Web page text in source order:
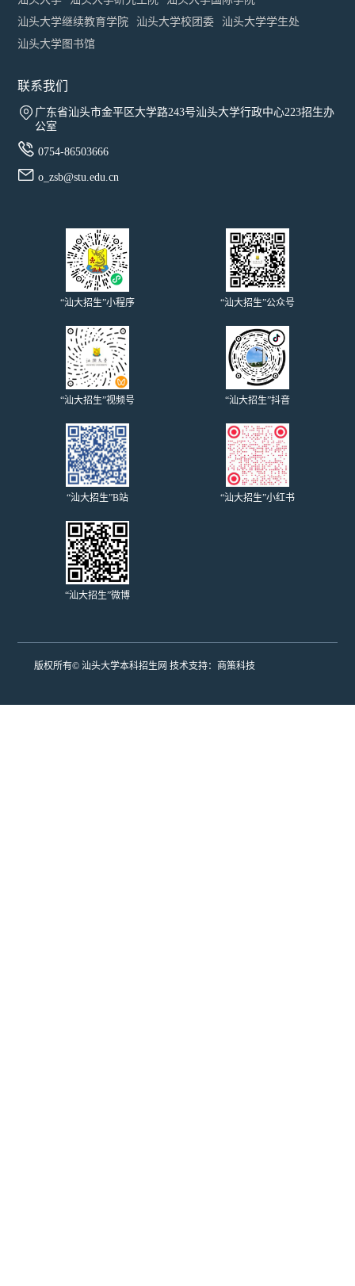
汕头大学继续教育学院
汕头大学校团委
汕头大学学生处
汕头大学图书馆
联系我们
广东省汕头市金平区大学路243号汕头大学行政中心223招生办
公室
 0754-86503666
 o_zsb@stu.edu.cn
“汕大招生”小程序 “汕大招生”公众号
“汕大招生”视频号 “汕大招生”抖音
“汕大招生”B站 “汕大招生”小红书
“汕大招生”微博
版权所有© 汕头大学本科招生网 技术支持： 商策科技